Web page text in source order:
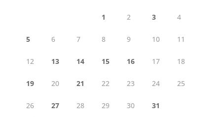
1 2 3 4
5 6 7 8 9 10 11
12 13 14 15 16 17 18
19 20 21 22 23 24 25
26 27 28 29 30
31